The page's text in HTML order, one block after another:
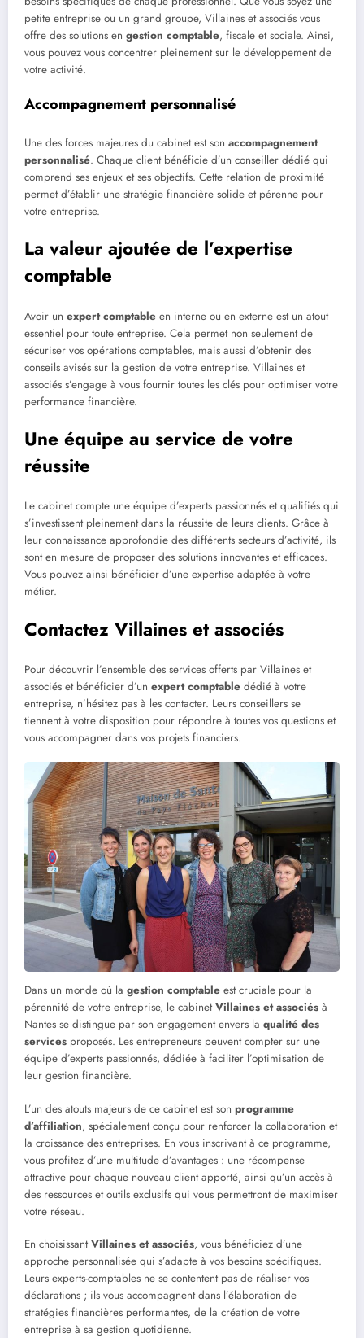
petite entreprise ou un grand groupe, Villaines et associés vous
offre des solutions en gestion comptable, fiscale et sociale. Ainsi,
vous pouvez vous concentrer pleinement sur le développement de
votre activité.
Accompagnement personnalisé
Une des forces majeures du cabinet est son accompagnement
personnalisé. Chaque client bénéficie d’un conseiller dédié qui
comprend ses enjeux et ses objectifs. Cette relation de proximité
permet d’établir une stratégie financière solide et pérenne pour
votre entreprise.
La valeur ajoutée de l’expertise
comptable
Avoir un expert comptable en interne ou en externe est un atout
essentiel pour toute entreprise. Cela permet non seulement de
sécuriser vos opérations comptables, mais aussi d’obtenir des
conseils avisés sur la gestion de votre entreprise. Villaines et
associés s’engage à vous fournir toutes les clés pour optimiser votre
performance financière.
Une équipe au service de votre
réussite
Le cabinet compte une équipe d’experts passionnés et qualifiés qui
s’investissent pleinement dans la réussite de leurs clients. Grâce à
leur connaissance approfondie des différents secteurs d’activité, ils
sont en mesure de proposer des solutions innovantes et efficaces.
Vous pouvez ainsi bénéficier d’une expertise adaptée à votre
métier.
Contactez Villaines et associés
Pour découvrir l’ensemble des services offerts par Villaines et
associés et bénéficier d’un expert comptable dédié à votre
entreprise, n’hésitez pas à les contacter. Leurs conseillers se
tiennent à votre disposition pour répondre à toutes vos questions et
vous accompagner dans vos projets financiers.
Dans un monde où la gestion comptable est cruciale pour la
pérennité de votre entreprise, le cabinetVillaines et associés à
Nantes se distingue par son engagement envers la qualité des
services proposés. Les entrepreneurs peuvent compter sur une
équipe d’experts passionnés, dédiée à faciliter l’optimisation de
leur gestion financière.
L’un des atouts majeurs de ce cabinet est son programme
d’affiliation, spécialement conçu pour renforcer la collaboration et
la croissance des entreprises. En vous inscrivant à ce programme,
vous profitez d’une multitude d’avantages : une récompense
attractive pour chaque nouveau client apporté, ainsi qu’un accès à
des ressources et outils exclusifs qui vous permettront de maximiser
votre réseau.
En choisissantVillaines et associés, vous bénéficiez d’une
approche personnalisée qui s’adapte à vos besoins spécifiques.
Leurs experts-comptables ne se contentent pas de réaliser vos
déclarations ; ils vous accompagnent dans l’élaboration de
stratégies financières performantes, de la création de votre
entreprise à sa gestion quotidienne.